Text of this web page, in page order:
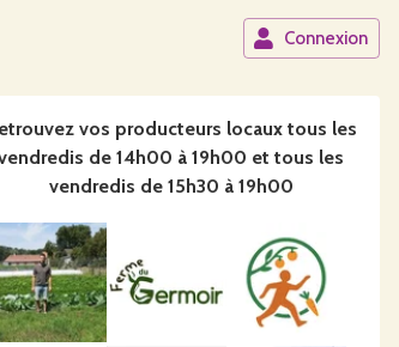
Connexion
vos producteurs locaux tous les
de 14h00 à 19h00 et tous les
vendredis de 15h30 à 19h00